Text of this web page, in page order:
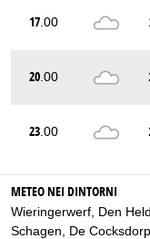
17 .00
20 .00
23 .00
METEO NEI DINTORNI
Wieringerwerf Den
Schagen
De Cocksdorp